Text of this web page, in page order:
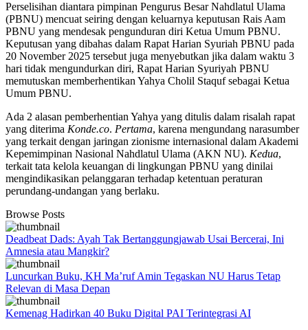
Perselisihan diantara pimpinan Pengurus Besar Nahdlatul Ulama
(PBNU) mencuat seiring dengan keluarnya keputusan Rais Aam
PBNU yang mendesak pengunduran diri Ketua Umum PBNU.
Keputusan yang dibahas dalam Rapat Harian Syuriah PBNU pada
20 November 2025 tersebut juga menyebutkan jika dalam waktu 3
hari tidak mengundurkan diri, Rapat Harian Syuriyah PBNU
memutuskan memberhentikan Yahya Cholil Staquf sebagai Ketua
Umum PBNU.
Ada 2 alasan pemberhentian Yahya yang ditulis dalam risalah rapat
yang diterima Konde.co. Pertama, karena mengundang narasumber
yang terkait dengan jaringan zionisme internasional dalam Akademi
Kepemimpinan Nasional Nahdlatul Ulama (AKN NU). Kedua,
terkait tata kelola keuangan di lingkungan PBNU yang dinilai
mengindikasikan pelanggaran terhadap ketentuan peraturan
perundang-undangan yang berlaku.
Browse Posts
Deadbeat Dads: Ayah Tak Bertanggungjawab Usai Bercerai, Ini
Amnesia atau Mangkir?
Luncurkan Buku, KH Ma’ruf Amin Tegaskan NU Harus Tetap
Relevan di Masa Depan
Kemenag Hadirkan 40 Buku Digital PAI Terintegrasi AI